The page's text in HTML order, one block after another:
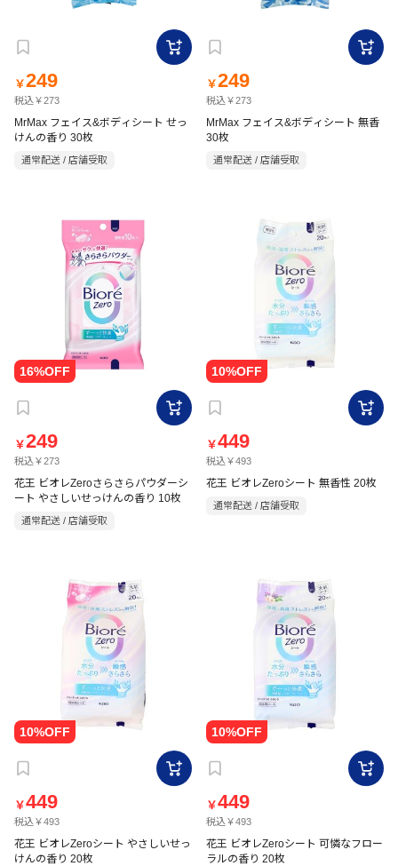
￥249
税込￥273
MrMax フェイス&ボディシート せっ
けんの香り 30枚
通常配送 / 店舗受取
￥249
税込￥273
MrMax フェイス&ボディシート 無香
30枚
通常配送 / 店舗受取
￥249
税込￥273
花王 ビオレZeroさらさらパウダーシ
ート やさしいせっけんの香り 10枚
通常配送 / 店舗受取
￥449
税込￥493
花王 ビオレZeroシート 無香性 20枚
通常配送 / 店舗受取
￥449
税込￥493
花王 ビオレZeroシート やさしいせっ
けんの香り 20枚
￥449
税込￥493
花王 ビオレZeroシート 可憐なフロー
ラルの香り 20枚